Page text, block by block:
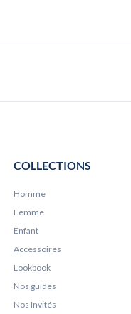
COLLECTIONS
Homme
Femme
Enfant
Accessoires
Lookbook
Nos guides
Nos Invités